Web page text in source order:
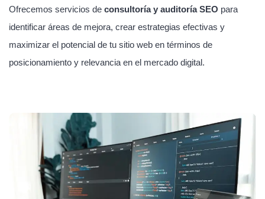
Ofrecemos servicios de consultoría y auditoría SEO para
identificar áreas de mejora, crear estrategias efectivas y
maximizar el potencial de tu sitio web en términos de
posicionamiento y relevancia en el mercado digital.